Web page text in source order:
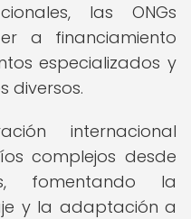
las ONGs
a financiamiento
especializados y
diversos.
internacional
complejos desde
fomentando la
y la adaptación a